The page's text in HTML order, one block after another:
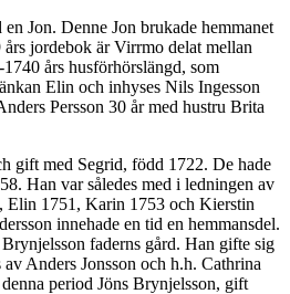
Jon. Denne Jon brukade hemmanet
jordebok är Virrmo delat mellan
års husförhörslängd, som
Elin och inhyses Nils Ingesson
Persson 30 år med hustru Brita
gift med Segrid, född 1722. De hade
Han var således med i ledningen av
Elin 1751, Karin 1753 och Kierstin
innehade en tid en hemmansdel.
faderns gård. Han gifte sig
Anders Jonsson och h.h. Cathrina
period Jöns Brynjelsson, gift